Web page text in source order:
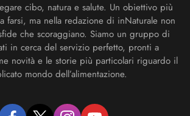
cibo, natura e salute. Un obiettivo più
farsi, ma nella redazione di inNaturale non
che scoraggiano. Siamo un gruppo di
in cerca del servizio perfetto, pronti a
novità e le storie più particolari riguardo il
mondo dell’alimentazione.